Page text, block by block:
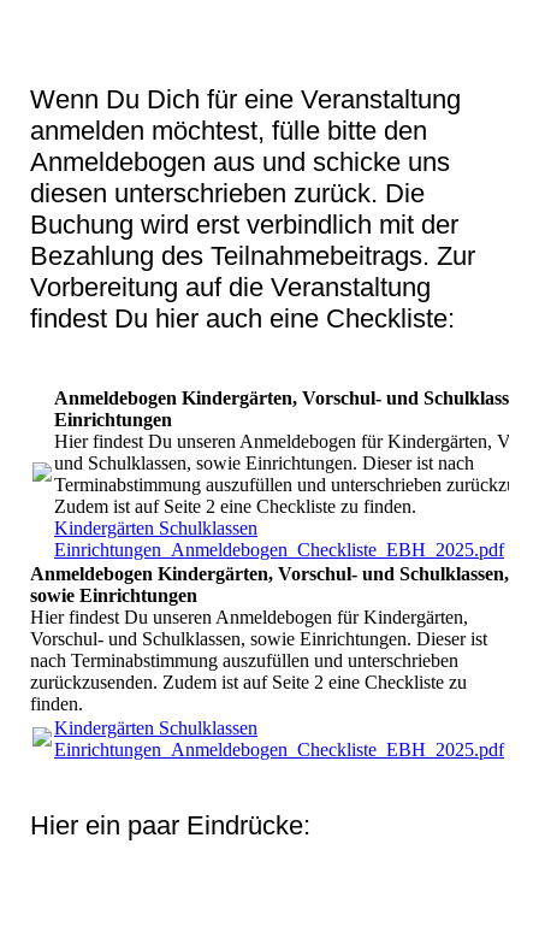
Wenn Du Dich für eine Veranstaltung
anmelden möchtest, fülle bitte den
Anmeldebogen aus und schicke uns
diesen unterschrieben zurück. Die
Buchung wird erst verbindlich mit der
Bezahlung des Teilnahmebeitrags. Zur
Vorbereitung auf die Veranstaltung
findest Du hier auch eine Checkliste:
Anmeldebogen Kindergärten, Vorschul- und Schulklassen,
Einrichtungen
Hier findest Du unseren Anmeldebogen für Kindergärten,
und Schulklassen, sowie Einrichtungen. Dieser ist nach
Terminabstimmung auszufüllen und unterschrieben
Zudem ist auf Seite 2 eine Checkliste zu finden.
Kindergärten Schulklassen
Einrichtungen_Anmeldebogen_Checkliste_EBH_2025.pdf
Anmeldebogen Kindergärten, Vorschul- und Schulklassen,
sowie Einrichtungen
Hier findest Du unseren Anmeldebogen für Kindergärten,
Vorschul- und Schulklassen, sowie Einrichtungen. Dieser ist
nach Terminabstimmung auszufüllen und unterschrieben
zurückzusenden. Zudem ist auf Seite 2 eine Checkliste zu
finden.
Kindergärten Schulklassen
Einrichtungen_Anmeldebogen_Checkliste_EBH_2025.pdf
Hier ein paar Eindrücke: